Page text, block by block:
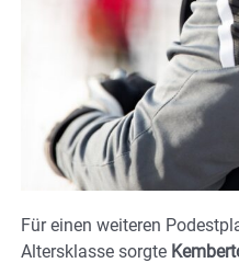
Für einen weiteren
Altersklasse sorgte